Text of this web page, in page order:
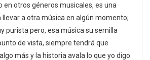
en otros géneros musicales, es una
llevar a otra música en algún momento;
purista pero, esa música su semilla
de vista, siempre tendrá que
más y la historia avala lo que yo digo.